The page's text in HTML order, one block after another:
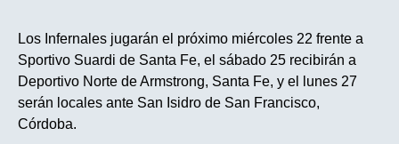
Los Infernales jugarán el próximo miércoles 22 frente a
Sportivo Suardi de Santa Fe, el sábado 25 recibirán a
Deportivo Norte de Armstrong, Santa Fe, y el lunes 27
serán locales ante San Isidro de San Francisco,
Córdoba.